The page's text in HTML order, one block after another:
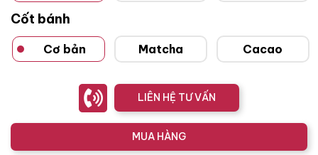
Cốt bánh
Cơ bản Matcha Cacao
LIÊN HỆ TƯ VẤN
MUA HÀNG